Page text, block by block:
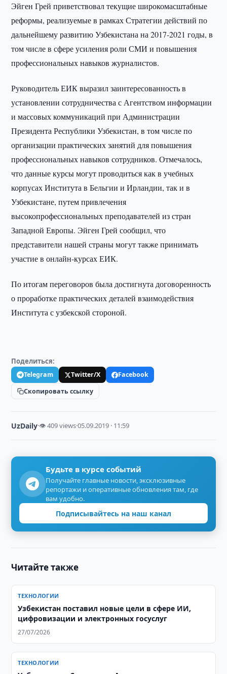
Эйген Грей приветствовал текущие широкомасштабные
реформы, реализуемые в рамках Стратегии действий по
дальнейшему развитию Узбекистана на 2017-2021 годы, в
том числе в сфере усиления роли СМИ и повышения
профессиональных навыков журналистов.
Руководитель ЕИК выразил заинтересованность в
установлении сотрудничества с Агентством информации
и массовых коммуникаций при Администрации
Президента Республики Узбекистан, в том числе по
организации практических занятий для повышения
профессиональных навыков сотрудников. Отмечалось,
что данные курсы могут проводиться как в учебных
корпусах Института в Бельгии и Ирландии, так и в
Узбекистане, путем привлечения
высокопрофессиональных преподавателей из стран
Западной Европы. Эйген Грей сообщил, что
представители нашей страны могут также принимать
участие в онлайн-курсах ЕИК.
По итогам переговоров была достигнута договоренность
о проработке практических деталей взаимодействия
Института с узбекской стороной.
Поделиться:
Telegram Twitter/X
Facebook
Скопировать ссылку
UzDaily·👁 409 views·05.09.2019 · 11:59
Будьте в курсе событий
Получайте главные новости, эксклюзивные
репортажи и оперативные обновления там, где
вам удобно.
Подписывайтесь на наш канал
Читайте также
ТЕХНОЛОГИИ
Узбекистан поставил новые цели в сфере ИИ,
цифровизации и электронных госуслуг
27/07/2026
ТЕХНОЛОГИИ